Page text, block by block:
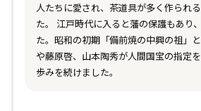
人たちに愛され、茶道具が多く作られ
た。 江戸時代に入ると藩の保護もあり
た。昭和の初期「備前焼の中興の祖」
や藤原啓、山本陶秀が人間国宝の指定
歩みを続けました。